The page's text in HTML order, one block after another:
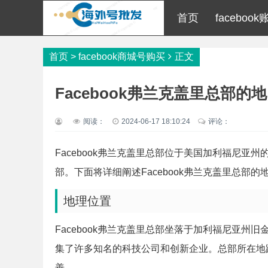
首页 facebook
首页 > facebook商城号购买 正文
Facebook弗兰克盖里总部的
阅读： 2024-06-17 18:10:24 评论：
Facebook弗兰克盖里总部位于美国加利福尼亚州
部。下面将详细阐述Facebook弗兰克盖里总部的
地理位置
Facebook弗兰克盖里总部坐落于加利福尼亚州旧
集了许多知名的科技公司和创新企业。总部所在